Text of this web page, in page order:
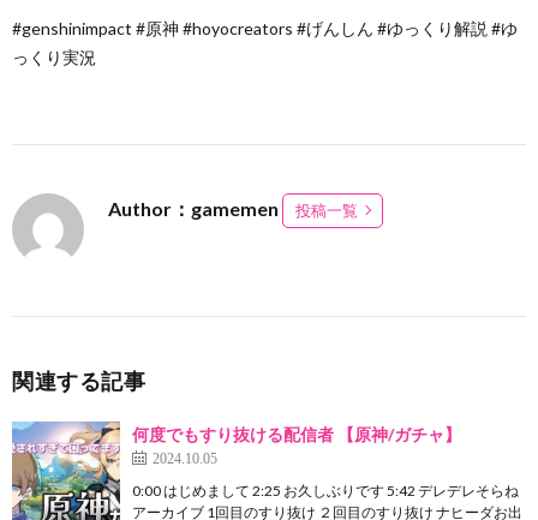
#genshinimpact #原神 #hoyocreators #げんしん #ゆっくり解説 #ゆ
っくり実況
Author：gamemen 投稿一覧
関連する記事
何度でもすり抜ける配信者 【原神/ガチャ】
2024.10.05
0:00 はじめまして 2:25 お久しぶりです 5:42 デレデレそらね
アーカイブ 1回目のすり抜け ２回目のすり抜け ナヒーダお出